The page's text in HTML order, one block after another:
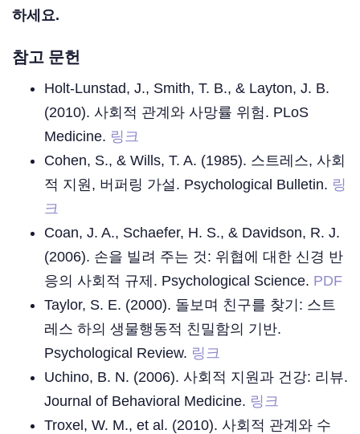
하세요.
참고 문헌
Holt-Lunstad, J., Smith, T. B., & Layton, J. B.
(2010). 사회적 관계와 사망률 위험. PLoS
Medicine. 링크
Cohen, S., & Wills, T. A. (1985). 스트레스, 사회
적 지원, 버퍼링 가설. Psychological Bulletin. 링
크
Coan, J. A., Schaefer, H. S., & Davidson, R. J.
(2006). 손을 빌려 주는 것: 위협에 대한 신경 반
응의 사회적 규제. Psychological Science. PDF
Taylor, S. E. (2000). 돌보며 친구를 찾기: 스트
레스 하의 생물행동적 친밀함의 기반.
Psychological Review. 링크
Uchino, B. N. (2006). 사회적 지원과 건강: 리뷰.
Journal of Behavioral Medicine. 링크
Troxel, W. M., et al. (2010). 사회적 관계와 수